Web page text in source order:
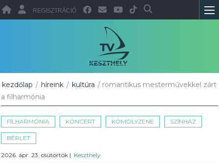
REGISZTRÁCIÓ
kezdőlap / híreink / kultúra / romantikus mesterművekkel zárt
a filharmónia
FILHARMÓNIA KONCERT KOMOLYZENE SZÍNHÁZ
BÉRLET
2026. ápr. 23. csütörtök | Keszthely